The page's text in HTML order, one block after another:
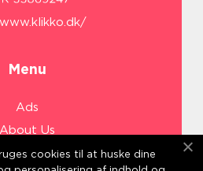
www.klikko.dk/
Menu
Ads
About Us
Cookiescookies til at huske dine